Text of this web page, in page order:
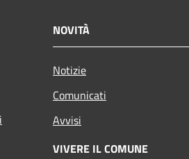
NOVITÀ
Notizie
Comunicati
Avvisi
VIVERE IL COMUNE